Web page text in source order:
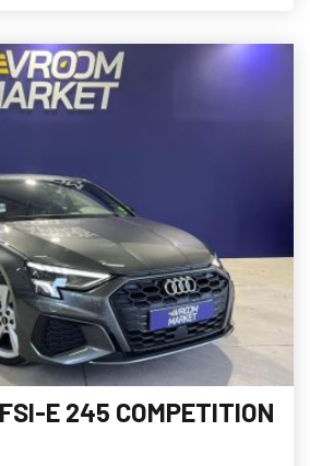
E 245 COMPETITION